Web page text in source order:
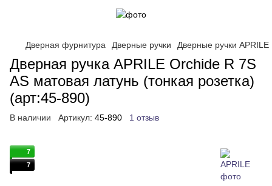
Дверная фурнитура Дверные ручки Дверные ручки APRILE
Дверная ручка APRILE Orchide R 7S
AS матовая латунь (тонкая розетка)
(арт:45-890)
В наличии Артикул: 45-890 1 отзыв
7
7